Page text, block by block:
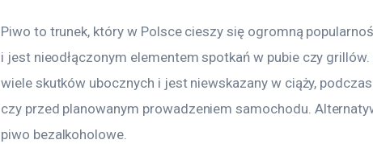
Piwo to trunek, który w Polsce cieszy się ogromną
i jest nieodłączonym elementem spotkań w pubie czy
wiele skutków ubocznych i jest niewskazany w ciąży,
czy przed planowanym prowadzeniem samochodu.
piwo bezalkoholowe.